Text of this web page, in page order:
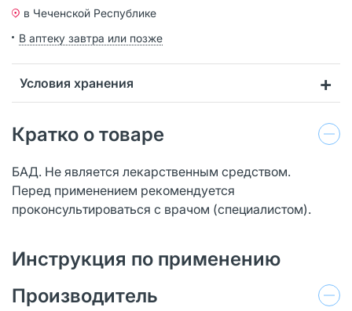
в Чеченской Республике
В аптеку завтра или позже
Условия хранения
Кратко о товаре
БАД. Не является лекарственным средством.
Перед применением рекомендуется
проконсультироваться с врачом (специалистом).
Инструкция по применению
Производитель